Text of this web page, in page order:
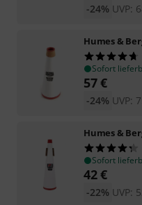
UVP:
-24%
Humes &
Sofort
57€
UVP:
-24%
Humes &
Sofort
42€
UVP:
-22%